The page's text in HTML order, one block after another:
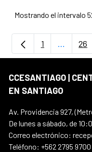
Mostrando el intervalo
Página
1 ... 26
CCESANTIAGO |
EN SANTIAGO
Av. Providencia 927,
De lunes a sábado, de
Correo electrónico:
Teléfono: +562 2795 9700